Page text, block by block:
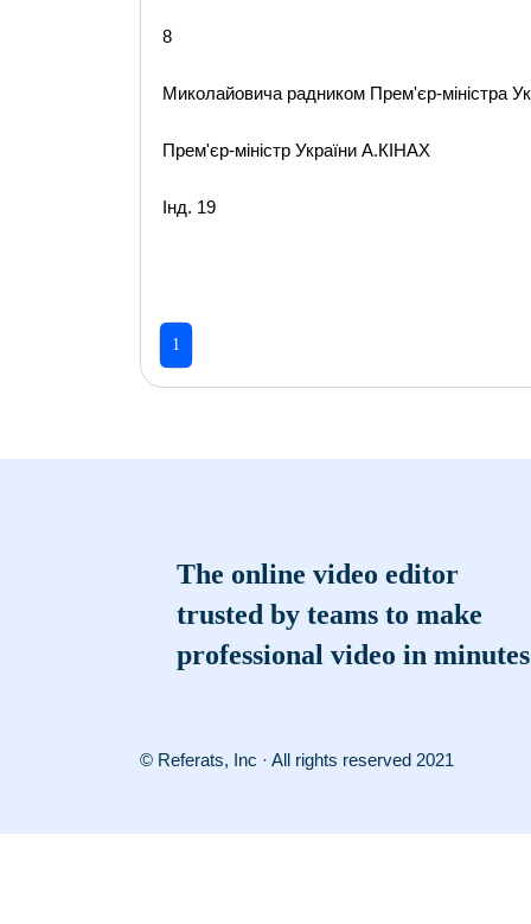
8
Миколайовича радником Прем'єр-міністра
Прем'єр-міністр України А.КІНАХ
Інд. 19
1
The online video editor
trusted by teams to make
professional video in minutes
© Referats, Inc · All rights reserved 2021